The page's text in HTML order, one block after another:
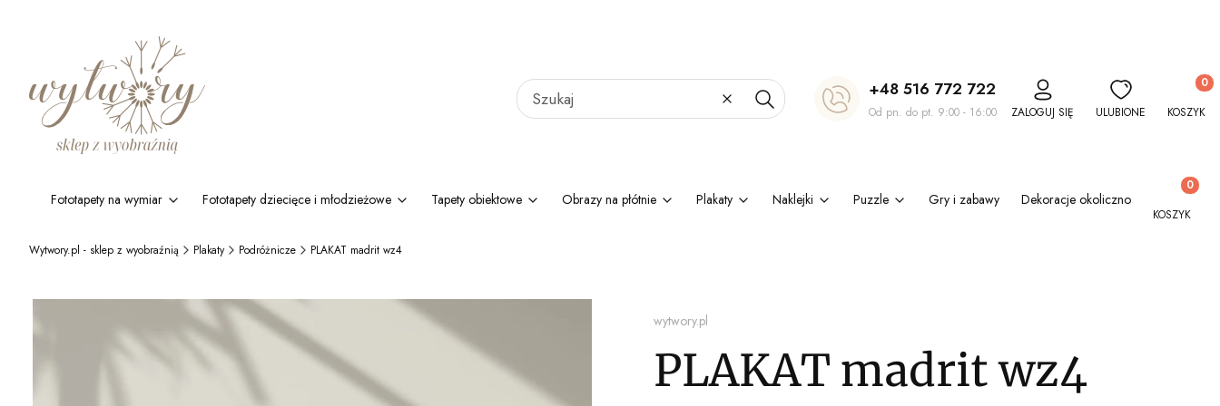
WyczyśćSzukaj
+48 516 772 722
Od pn. do pt. 9:00 - 16:00 ZALOGUJ SIĘ ULUBIONE KOSZYK
Fototapety na wymiar Fototapety dziecięce i młodzieżowe Tapety obiektowe Obrazy na płótnie Plakaty Naklejki Puzzle Gry i zabawy Dekoracje okolicznościowe
Produkty
KOSZYK
Wytwory.pl - sklep z wyobraźnią Plakaty Podróżnicze PLAKAT madrit wz4
wytwory.pl
PLAKAT madrit wz4